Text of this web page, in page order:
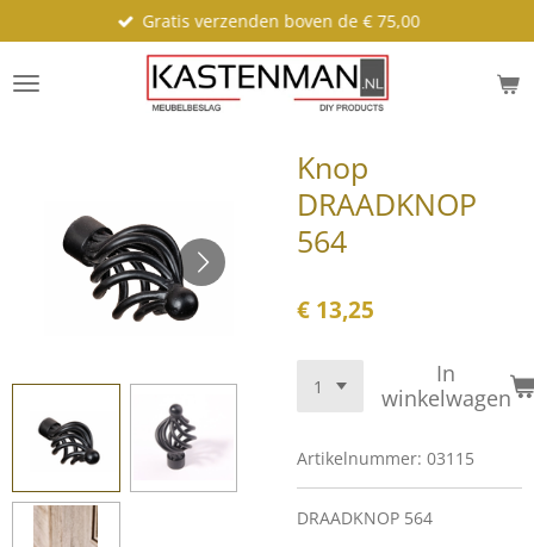
direct
naar
de
Gratis verzenden boven de € 75,00
Knop
DRAADKNOP
564
€ 13,25
In
winkelwagen
Artikelnummer: 03115
DRAADKNOP 564